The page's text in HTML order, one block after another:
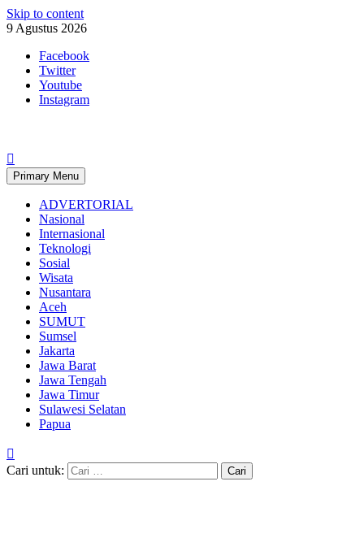
Skip to content
9 Agustus 2026
Facebook
Twitter
Youtube
Instagram
Primary Menu
ADVERTORIAL
Nasional
Internasional
Teknologi
Sosial
Wisata
Nusantara
Aceh
SUMUT
Sumsel
Jakarta
Jawa Barat
Jawa Tengah
Jawa Timur
Sulawesi Selatan
Papua
Cari untuk: